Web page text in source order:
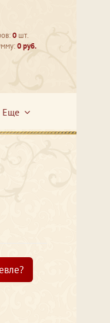
0 шт.
0 руб.
Еще